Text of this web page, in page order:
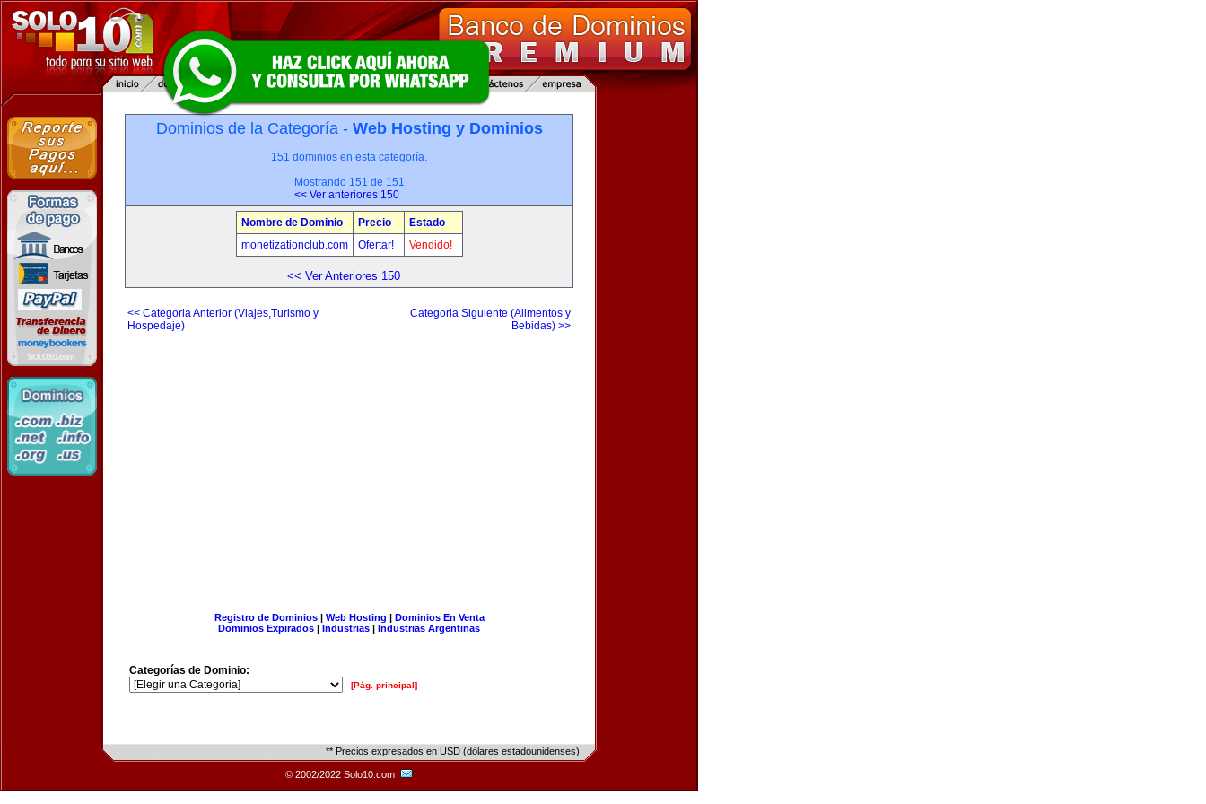
Dominios de la Categoría - Web Hosting y Dominios
151 dominios en esta categoría.
Mostrando 151 de 151
<< Ver anteriores 150
Nombre de Dominio Precio
Estado
monetizationclub.com
Ofertar! Vendido!
<< Ver Anteriores 150
<< Categoria Anterior (Viajes,Turismo y
Hospedaje)
Categoria Siguiente (Alimentos y
Bebidas) >>
Registro de Dominios| Web Hosting | Dominios En Venta
Dominios Expirados | Industrias | Industrias Argentinas
Categorías de Dominio:
[Pág. principal]
** Precios expresados en USD (dólares estadounidenses)
© 2002/2022 Solo10.com